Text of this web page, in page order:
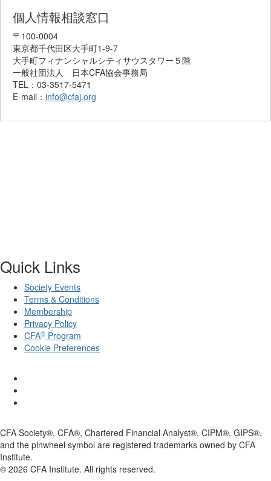
個人情報相談窓口
〒100-0004
東京都千代田区大手町1-9-7
大手町フィナンシャルシティサウスタワー５階
一般社団法人 日本CFA協会事務局
TEL：03-3517-5471
E-mail： info@cfaj.org
Quick Links
Society Events
Terms & Conditions
Membership
Privacy Policy
CFA® Program
Cookie Preferences
CFA Society®, CFA®, Chartered Financial Analyst®, CIPM®, GIPS®,
and the pinwheel symbol are registered trademarks owned by CFA
Institute.
© 2026 CFA Institute. All rights reserved.